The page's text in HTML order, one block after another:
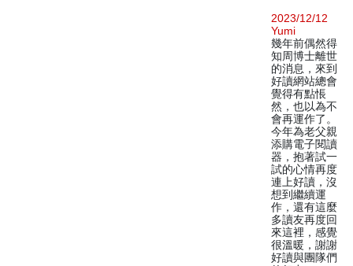
2023/12/12
Yumi
幾年前偶然得
知周博士離世
的消息，來到
好讀網站總會
覺得有點悵
然，也以為不
會再運作了。
今年為老父親
添購電子閱讀
器，抱著試一
試的心情再度
連上好讀，沒
想到繼續運
作，還有這麼
多讀友再度回
來這裡，感覺
很溫暖，謝謝
好讀與團隊們